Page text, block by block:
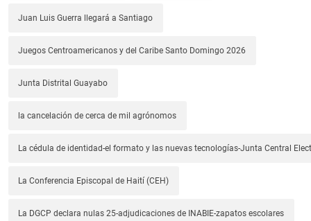
Juan Luis Guerra llegará a Santiago
Juegos Centroamericanos y del Caribe Santo Domingo 2026
Junta Distrital Guayabo
la cancelación de cerca de mil agrónomos
La cédula de identidad-el formato y las nuevas tecnologías-Junta Central
La Conferencia Episcopal de Haití (CEH)
La DGCP declara nulas 25-adjudicaciones de INABIE-zapatos escolares